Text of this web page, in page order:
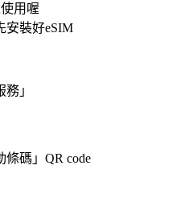
用喔
安裝好eSIM
」
碼」QR code